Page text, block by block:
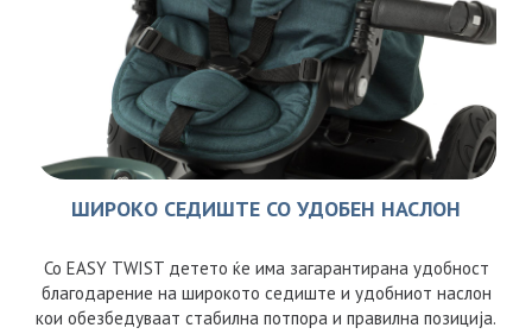
ШИРОКО СЕДИШТЕ СО УДОБЕН НАСЛОН
Со EASY TWIST детето ќе има загарантирана удобност
благодарение на широкото седиште и удобниот наслон
кои обезбедуваат стабилна потпора и правилна позиција.